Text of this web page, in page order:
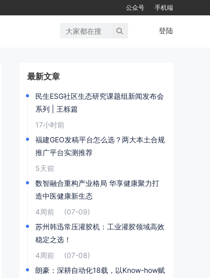
公众号 手机端
登陆
最新文章
民生ESG社区生态研究课题组新闻发布会
系列 | 王栎篇
17小时前
福建GEO发稿平台怎么选？两大本土合规
推广平台实测推荐
5天前
数智融合重构产业格局 华享健康聚力打
造中医健康新生态
4周前
(07-09)
苏州韩迅常压灌胶机：工业灌胶领域高效
稳定之选！
4周前
(07-08)
朗豪：深耕自动化18载，以Know-how赋